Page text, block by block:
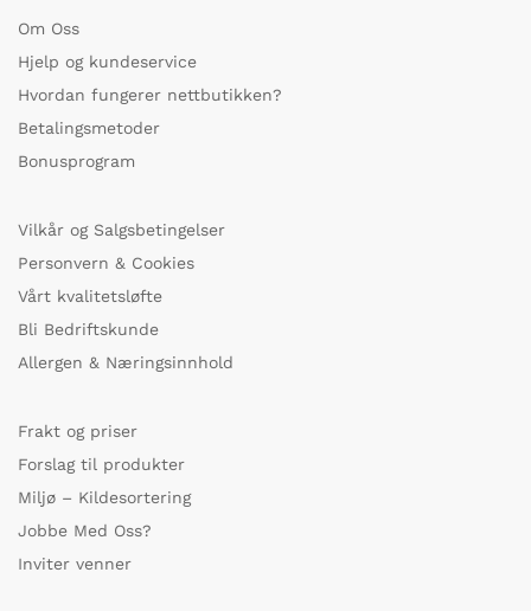
Om Oss
Hjelp og kundeservice
Hvordan fungerer nettbutikken?
Betalingsmetoder
Bonusprogram
Vilkår og Salgsbetingelser
Personvern & Cookies
Vårt kvalitetsløfte
Bli Bedriftskunde
Allergen & Næringsinnhold
Frakt og priser
Forslag til produkter
Miljø – Kildesortering
Jobbe Med Oss?
Inviter venner